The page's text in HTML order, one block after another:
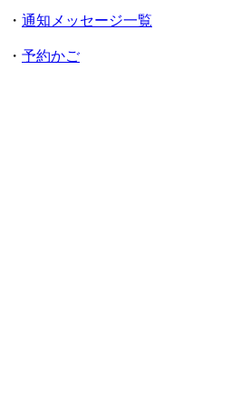
・ 通知メッセージ一覧
・ 予約かご